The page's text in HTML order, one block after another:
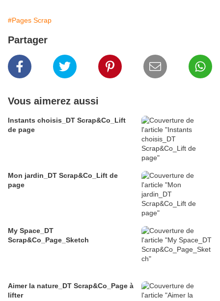
#Pages Scrap
Partager
Vous aimerez aussi
Instants choisis_DT Scrap&Co_Lift
de page
Mon jardin_DT Scrap&Co_Lift de
page
My Space_DT
Scrap&Co_Page_Sketch
Aimer la nature_DT Scrap&Co_Page à
lifter